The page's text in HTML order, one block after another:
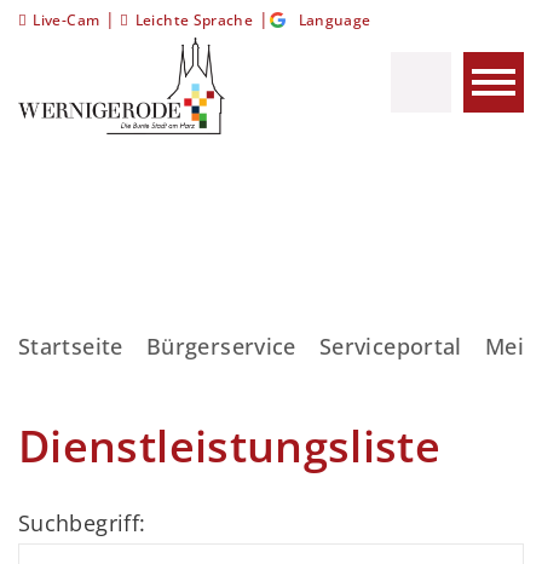
Live-Cam | Leichte Sprache | Language
Startseite Bürgerservice Serviceportal
Dienstleistungsliste
Suchbegriff: